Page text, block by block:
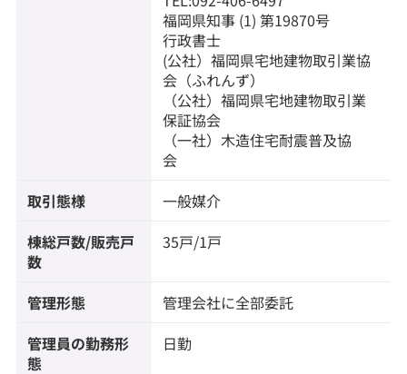
福岡県知事 (1) 第19870号
行政書士
(公社）福岡県宅地建物取引業協
会（ふれんず）
（公社）福岡県宅地建物取引業
保証協会
（一社）木造住宅耐震普及協
会
取引態様 一般媒介
棟総戸数/販売戸
数
35戸/1戸
管理形態 管理会社に全部委託
管理員の勤務形
態
日勤